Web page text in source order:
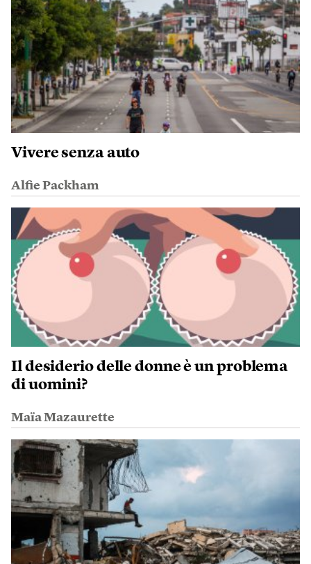
Vivere senza auto
Alfie Packham
Il desiderio delle donne è un problema
di uomini?
Maïa Mazaurette